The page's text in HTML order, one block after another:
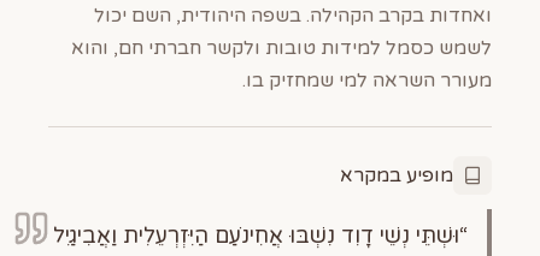
ואחדות בקרב הקהילה. בשפה היהודית, השם יכול
לשמש כסמל למידות טובות ולקשר חברתי חם, והוא
מעורר השראה למי שמחזיק בו.
מופיע במקרא
“וּשְׁתֵּי נְשֵׁי דָוִד נִשְׁבּוּ אֲחִינֹעַם הַיִּזְרְעֵלִית וַאֲבִיגַיִל